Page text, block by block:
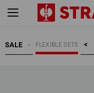
SALE FLEXIBLE SETS